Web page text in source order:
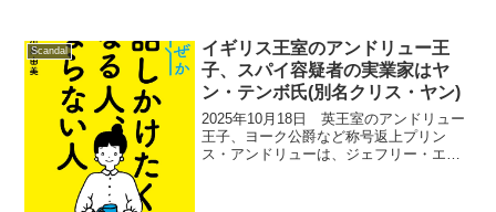
Scandal
イギリス王室のアンドリュー王
子、スパイ容疑者の実業家はヤ
ン・テンボ氏(別名クリス・ヤン)
2025年10月18日 英王室のアンドリュー
王子、ヨーク公爵など称号返上プリン
ス・アンドリューは、ジェフリー・エプ